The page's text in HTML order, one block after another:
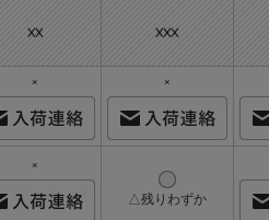
XX XXX
× ×
×
△残りわずか